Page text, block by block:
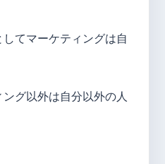
てマーケティングは自
グ以外は自分以外の人